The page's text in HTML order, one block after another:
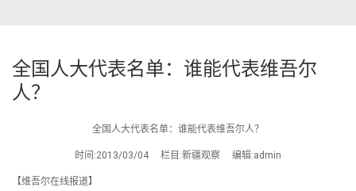
全国人大代表名单：谁能代表维吾尔
人？
全国人大代表名单：谁能代表维吾尔人？
时间:2013/03/04 栏目:新疆观察 编辑:admin
【维吾尔在线报道】